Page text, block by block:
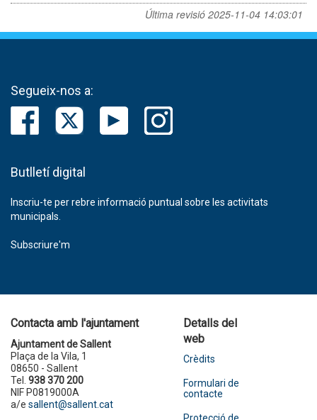
Última revisió 2025-11-04 14:03:01
Segueix-nos a:
Butlletí digital
Inscriu-te per rebre informació puntual sobre les activitats
municipals.
Subscriure'm
Contacta amb l'ajuntament
Ajuntament de Sallent
Plaça de la Vila, 1
08650 - Sallent
Tel. 938 370 200
NIF P0819000A
a/e sallent@sallent.cat
Detalls del
web
Crèdits
Formulari de
contacte